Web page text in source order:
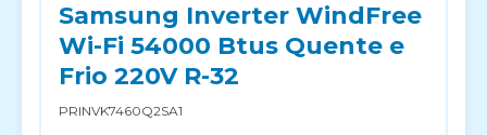
Samsung Inverter WindFree
Wi-Fi 54000 Btus Quente e
Frio 220V R-32
PRINVK7460Q2SA1